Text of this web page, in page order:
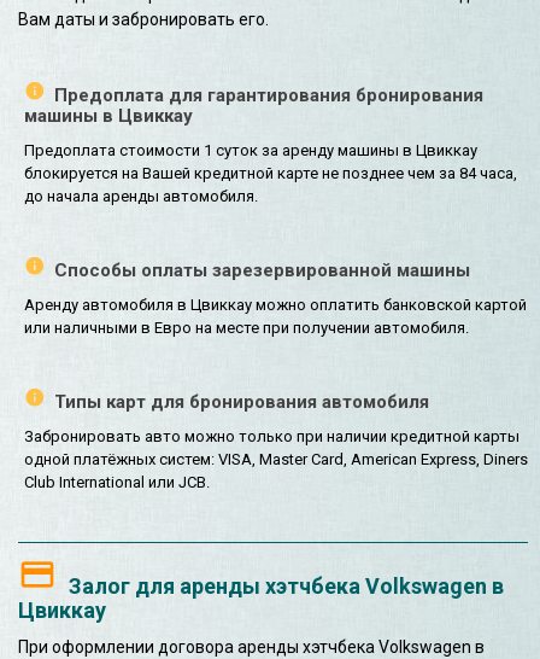
Вам даты и забронировать его.
Предоплата для гарантирования бронирования
машины в Цвиккау
Предоплата стоимости 1 суток за аренду машины в Цвиккау
блокируется на Вашей кредитной карте не позднее чем за 84 часа,
до начала аренды автомобиля.
Способы оплаты зарезервированной машины
Аренду автомобиля в Цвиккау можно оплатить банковской картой
или наличными в Евро на месте при получении автомобиля.
Типы карт для бронирования автомобиля
Забронировать авто можно только при наличии кредитной карты
одной платёжных систем: VISA, Master Card, American Express, Diners
Club International или JCB.
Залог для аренды хэтчбека Volkswagen в
Цвиккау
При оформлении договора аренды хэтчбека Volkswagen в